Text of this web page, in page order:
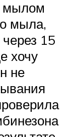
мылом
мыла,
через 15
хочу
не